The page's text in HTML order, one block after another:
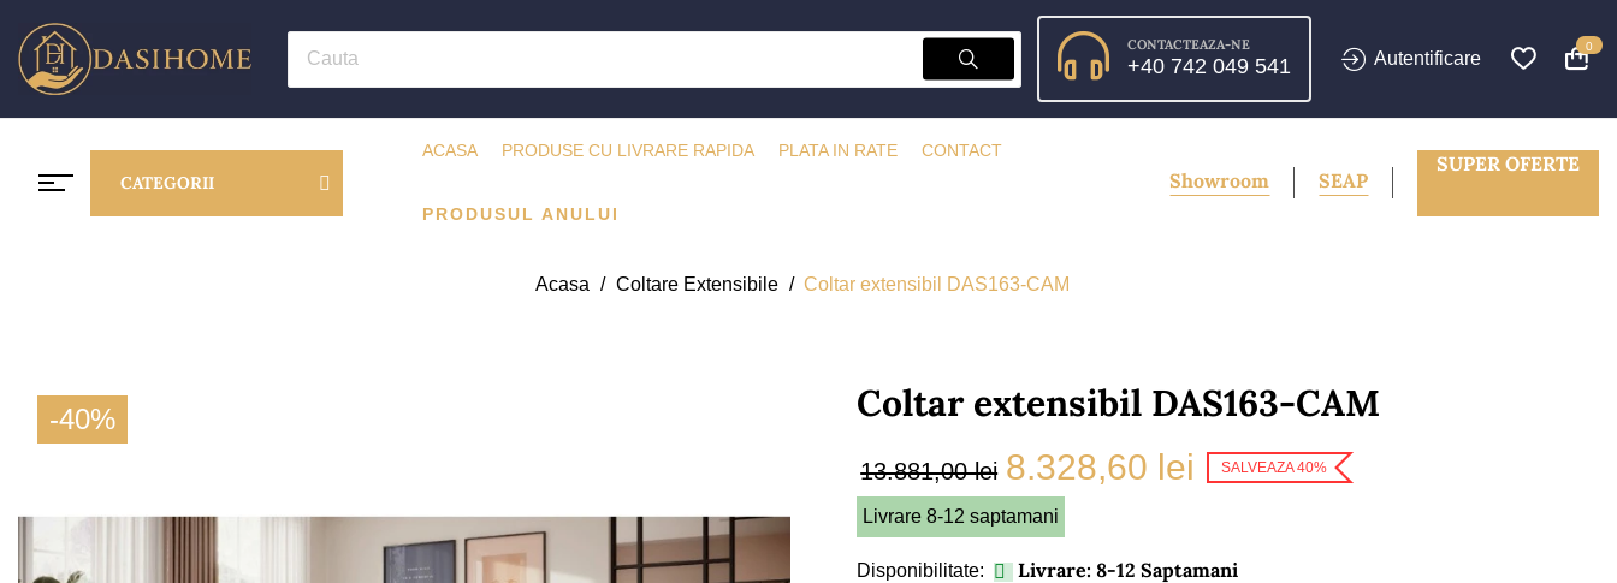
CONTACTEAZA-NE
+40 742 049 541 Autentificare
0
CATEGORII
ACASA PRODUSE CU LIVRARE RAPIDA PLATA IN RATE CONTACT
PRODUSUL ANULUI
Showroom SEAP
SUPER OFERTE
Acasa Coltare Extensibile Coltar extensibil DAS163-CAM
-40% Coltar extensibil DAS163-CAM
13.881,00 lei 8.328,60 lei SALVEAZA 40%
Livrare 8-12 saptamani
Disponibilitate:  Livrare: 8-12 Saptamani